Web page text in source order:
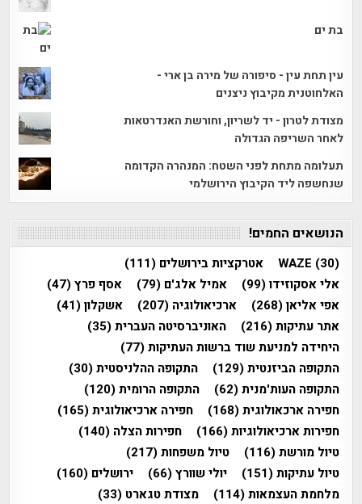
בת ים
עין תחת עין - סיפורה של מירה בן ארי -
האלחוטנית מקיבוץ ניצנים
מצודת לטרון - יד לשריון, וחורשת האנדרטאות
לאחר השריפה הגדולה
תעלומה מתחת לפני השטח: המנהרה הקדומה
שנחשפה ליד הקיבוץ הירושלמי
הנושאים החמים!
WAZE (30) אטרקציות בירושלים (111)
אלי אסקוזידו(99) אמיל אלג'ם (79) אסף פרץ(47)
אפי אליאן(268) ארכיאולוגיה (207) אשקלון(41)
אתר עתיקות(216) האוניברסיטה העברית(35)
היחידה למניעת שוד ברשות העתיקות(77)
התקופה הביזנטית(129) התקופה ההלניסטית(30)
התקופה העות'מנית(62) התקופה הרומית(120)
חפירה ארכאולוגית(168) חפירה ארכיאולוגית(165)
חפירות ארכיאולוגיות(166) חפירות הצלה (140)
טיול מורשת(116) טיול משפחות(217)
טיול עתיקות(151) יולי שוורץ(66) ירושלים (160)
מלחמת העצמאות(114) מצודת טגארט (33)